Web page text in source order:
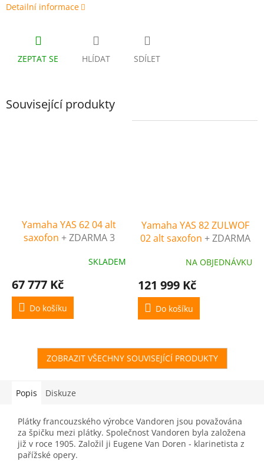
Detailní informace
ZEPTAT SE HLÍDAT SDÍLET
Související produkty
Yamaha YAS 62 04 alt
saxofon + ZDARMA 3
nástroje (v hodnotě 4500
SKLADEM
67 777 Kč
Do košíku
Yamaha YAS 82 ZULWOF
02 alt saxofon + ZDARMA
nástroje (v hodnotě 4500
NA OBJEDNÁVKU
121 999 Kč
Do košíku
ZOBRAZIT VŠECHNY SOUVISEJÍCÍ PRODUKTY
Popis Diskuze
Plátky francouzského výrobce Vandoren jsou považována
za špičku mezi plátky. Společnost Vandoren byla založena
již v roce 1905. Založil ji Eugene Van Doren - klarinetista z
pařížské opery.